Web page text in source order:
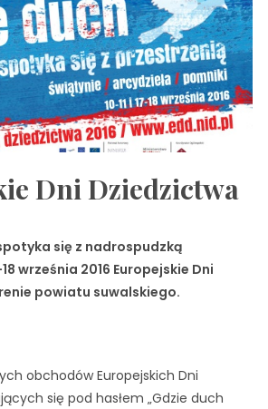
Dni Dziedzictwa
się z nadrospudzką
września 2016 Europejskie Dni
powiatu suwalskiego.
obchodów Europejskich Dni
się pod hasłem „Gdzie duch